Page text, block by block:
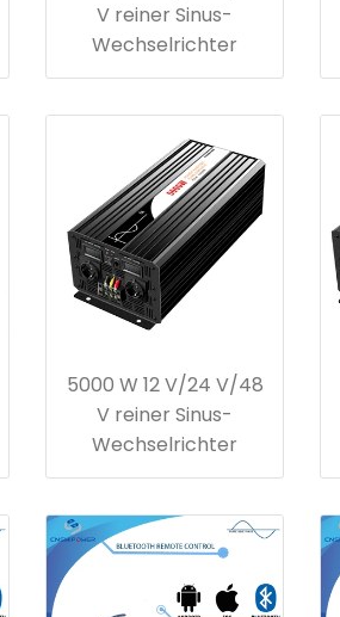
V reiner Sinus-
Wechselrichter
5000 W 12 V/24 V/48
V reiner Sinus-
Wechselrichter